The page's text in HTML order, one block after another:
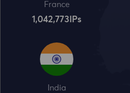
France
1,042,773 IPs
India